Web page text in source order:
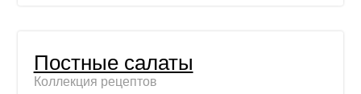
Постные салаты
Коллекция рецептов